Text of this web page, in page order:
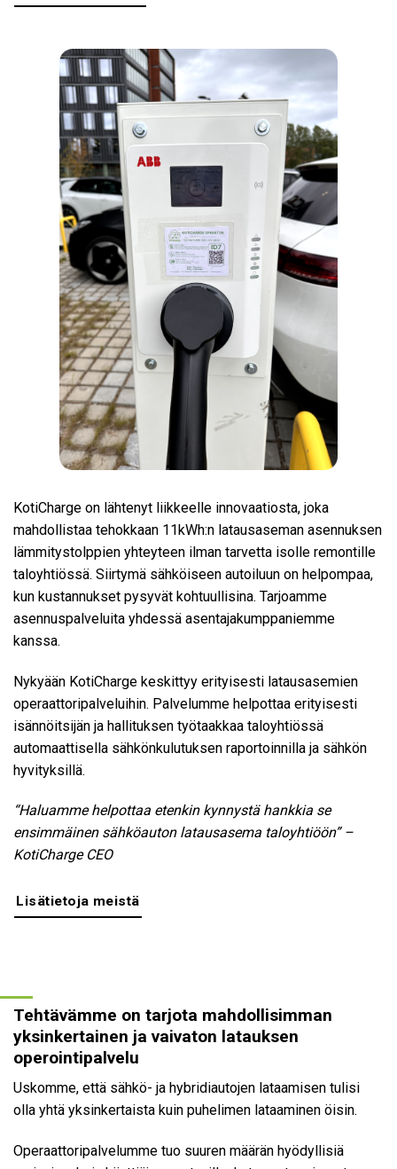
KotiCharge on lähtenyt liikkeelle innovaatiosta, joka
mahdollistaa tehokkaan 11kWh:n latausaseman asennuksen
lämmitystolppien yhteyteen ilman tarvetta isolle remontille
taloyhtiössä. Siirtymä sähköiseen autoiluun on helpompaa,
kun kustannukset pysyvät kohtuullisina. Tarjoamme
asennuspalveluita yhdessä asentajakumppaniemme
kanssa.
Nykyään KotiCharge keskittyy erityisesti latausasemien
operaattoripalveluihin. Palvelumme helpottaa erityisesti
isännöitsijän ja hallituksen työtaakkaa taloyhtiössä
automaattisella sähkönkulutuksen raportoinnilla ja sähkön
hyvityksillä.
“Haluamme helpottaa etenkin kynnystä hankkia se
ensimmäinen sähköauton latausasema taloyhtiöön” –
KotiCharge CEO
Lisätietoja meistä
Tehtävämme on tarjota mahdollisimman
yksinkertainen ja vaivaton latauksen
operointipalvelu
Uskomme, että sähkö- ja hybridiautojen lataamisen tulisi
olla yhtä yksinkertaista kuin puhelimen lataaminen öisin.
Operaattoripalvelumme tuo suuren määrän hyödyllisiä